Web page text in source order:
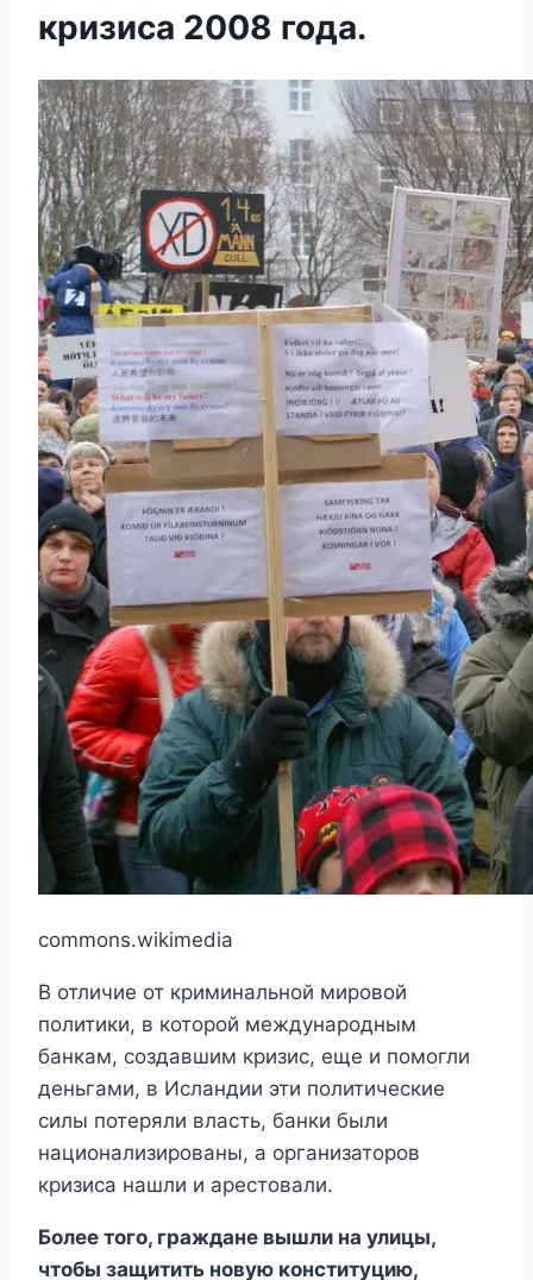
кризиса 2008 года.
commons.wikimedia
В отличие от криминальной мировой
политики, в которой международным
банкам, создавшим кризис, еще и помогли
деньгами, в Исландии эти политические
силы потеряли власть, банки были
национализированы, а организаторов
кризиса нашли и арестовали.
Более того, граждане вышли на улицы,
чтобы защитить новую конституцию,